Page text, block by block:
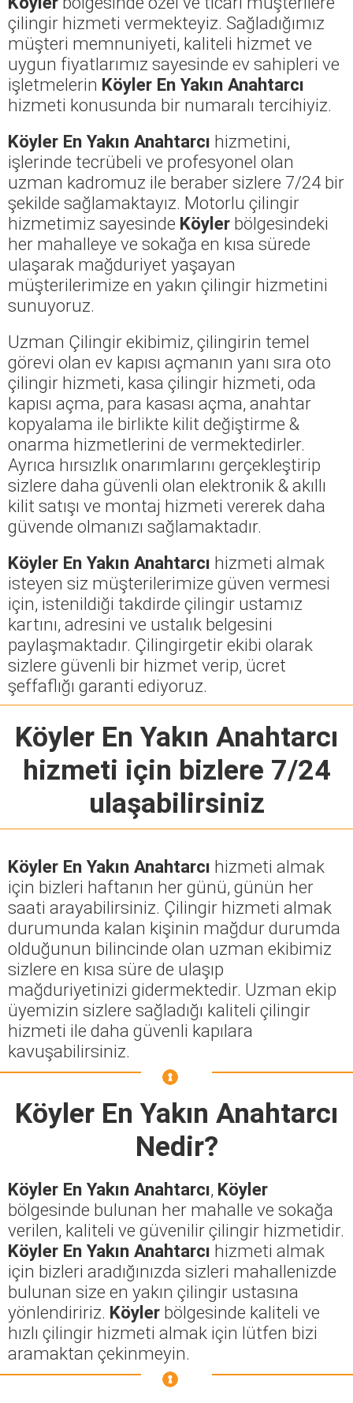
çilingir hizmeti vermekteyiz. Sağladığımız
müşteri memnuniyeti, kaliteli hizmet ve
uygun fiyatlarımız sayesinde ev sahipleri ve
işletmelerin Köyler En Yakın Anahtarcı
hizmeti konusunda bir numaralı tercihiyiz.
Köyler En Yakın Anahtarcı hizmetini,
işlerinde tecrübeli ve profesyonel olan
uzman kadromuz ile beraber sizlere 7/24 bir
şekilde sağlamaktayız. Motorlu çilingir
hizmetimiz sayesinde Köyler bölgesindeki
her mahalleye ve sokağa en kısa sürede
ulaşarak mağduriyet yaşayan
müşterilerimize en yakın çilingir hizmetini
sunuyoruz.
Uzman Çilingir ekibimiz, çilingirin temel
görevi olan ev kapısı açmanın yanı sıra oto
çilingir hizmeti, kasa çilingir hizmeti, oda
kapısı açma, para kasası açma, anahtar
kopyalama ile birlikte kilit değiştirme &
onarma hizmetlerini de vermektedirler.
Ayrıca hırsızlık onarımlarını gerçekleştirip
sizlere daha güvenli olan elektronik & akıllı
kilit satışı ve montaj hizmeti vererek daha
güvende olmanızı sağlamaktadır.
Köyler En Yakın Anahtarcı hizmeti almak
isteyen siz müşterilerimize güven vermesi
için, istenildiği takdirde çilingir ustamız
kartını, adresini ve ustalık belgesini
paylaşmaktadır. Çilingirgetir ekibi olarak
sizlere güvenli bir hizmet verip, ücret
şeffaflığı garanti ediyoruz.
Köyler En Yakın Anahtarcı
hizmeti için bizlere 7/24
ulaşabilirsiniz
Köyler En Yakın Anahtarcı hizmeti almak
için bizleri haftanın her günü, günün her
saati arayabilirsiniz. Çilingir hizmeti almak
durumunda kalan kişinin mağdur durumda
olduğunun bilincinde olan uzman ekibimiz
sizlere en kısa süre de ulaşıp
mağduriyetinizi gidermektedir. Uzman ekip
üyemizin sizlere sağladığı kaliteli çilingir
hizmeti ile daha güvenli kapılara
kavuşabilirsiniz.
Köyler En Yakın Anahtarcı
Nedir?
Köyler En Yakın Anahtarcı, Köyler
bölgesinde bulunan her mahalle ve sokağa
verilen, kaliteli ve güvenilir çilingir hizmetidir.
Köyler En Yakın Anahtarcı hizmeti almak
için bizleri aradığınızda sizleri mahallenizde
bulunan size en yakın çilingir ustasına
yönlendiririz. Köyler bölgesinde kaliteli ve
hızlı çilingir hizmeti almak için lütfen bizi
aramaktan çekinmeyin.